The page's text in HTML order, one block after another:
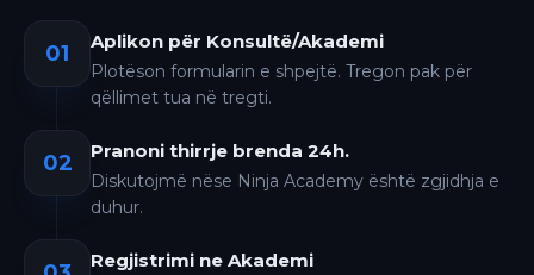
01 Aplikon për Konsultë/Akademi
Plotëson formularin e shpejtë. Tregon pak për
qëllimet tua në tregti.
02 Pranoni thirrje brenda 24h.
Diskutojmë nëse Ninja Academy është zgjidhja e
duhur.
Regjistrimi ne Akademi